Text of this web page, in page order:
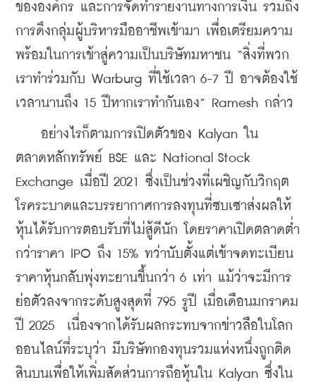
ขององค์กร และการจัดทำรายงานทางการเงิน รวมถึง
การดึงกลุ่มผู้บริหารมืออาชีพเข้ามา เพื่อเตรียมความ
พร้อมในการเข้าสู่ความเป็นบริษัทมหาชน “สิ่งที่พวก
เราทำร่วมกับ Warburg ที่ใช้เวลา 6-7 ปี อาจต้องใช้
เวลานานถึง 15 ปีหากเราทำกันเอง” Ramesh กล่าว
อย่างไรก็ตามการเปิดตัวของ Kalyan ใน
ตลาดหลักทรัพย์ BSE และ National Stock
Exchange เมื่อปี 2021 ซึ่งเป็นช่วงที่เผชิญกับวิกฤต
โรคระบาดและบรรยากาศการลงทุนที่ซบเซาส่งผลให้
หุ้นได้รับการตอบรับที่ไม่สู้ดีนัก โดยราคาเปิดตลาดต่ำ
กว่าราคา IPO ถึง 15% ทว่านับตั้งแต่เข้าจดทะเบียน
ราคาหุ้นกลับพุ่งทะยานขึ้นกว่า 6 เท่า แม้ว่าจะมีการ
ย่อตัวลงจากระดับสูงสุดที่ 795 รูปี เมื่อเดือนมกราคม
ปี 2025  เนื่องจากได้รับผลกระทบจากข่าวลือในโลก
ออนไลน์ที่ระบุว่า มีบริษัทกองทุนรวมแห่งหนึ่งถูกติด
สินบนเพื่อให้เพิ่มสัดส่วนการถือหุ้นใน Kalyan ซึ่งใน